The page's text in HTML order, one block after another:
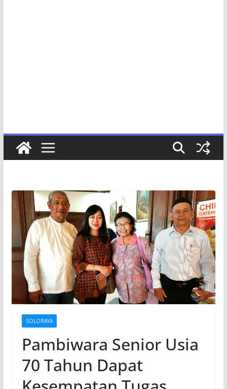
SOLORAYA
Pambiwara Senior Usia
70 Tahun Dapat